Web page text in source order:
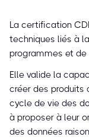
La certification
techniques liés à
programmes et de
Elle valide la
créer des produits
cycle de vie des
à proposer à leur
des données